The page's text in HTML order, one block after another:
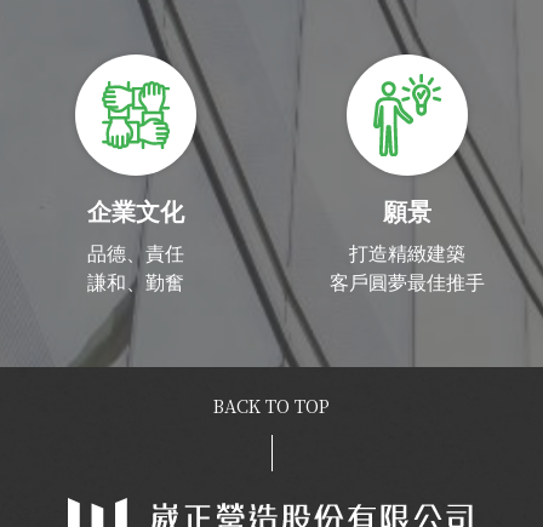
企業文化
品德、責任
謙和、勤奮
願景
打造精緻建築
客戶圓夢最佳推手
BACK TO TOP